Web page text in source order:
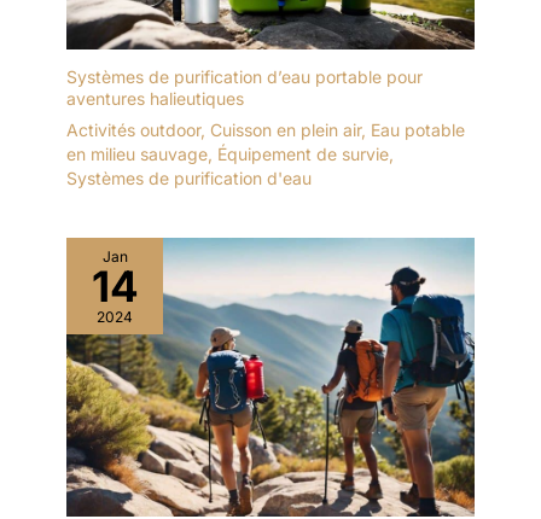
Systèmes de purification d’eau portable pour
aventures halieutiques
Activités outdoor, Cuisson en plein air, Eau potable
en milieu sauvage, Équipement de survie,
Systèmes de purification d'eau
Jan
14
2024